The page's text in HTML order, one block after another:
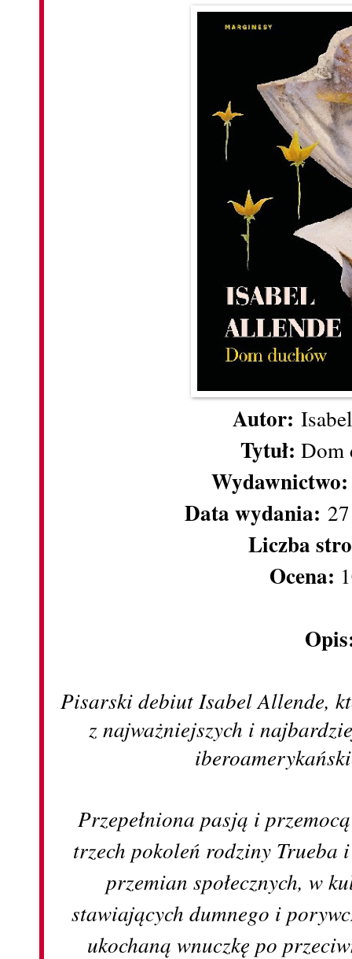
Autor:
Tytuł:Dom
Wydawnictwo:
Data wydania:
Liczba
Ocena:
Pisarski debiut Isabel Allende,
z najważniejszych i
Przepełniona pasją i
trzech pokoleń rodziny Trueba
przemian społecznych, w
stawiających dumnego i
ukochaną wnuczkę po